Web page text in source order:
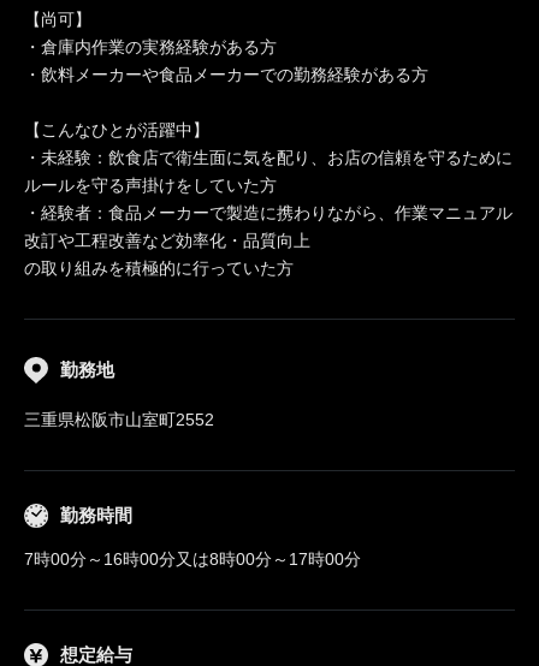
【尚可】
・倉庫内作業の実務経験がある方
・飲料メーカーや食品メーカーでの勤務経験がある方
【こんなひとが活躍中】
・未経験：飲食店で衛生面に気を配り、お店の信頼を守るために
ルールを守る声掛けをしていた方
・経験者：食品メーカーで製造に携わりながら、作業マニュアル
改訂や工程改善など効率化・品質向上
の取り組みを積極的に行っていた方
勤務地
三重県松阪市山室町2552
勤務時間
7時00分～16時00分又は8時00分～17時00分
想定給与